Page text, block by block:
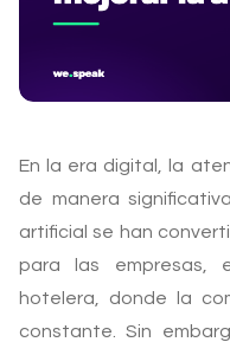
En la era digital, la
de manera
artificial se han
para las empresas,
hotelera, donde la
constante. Sin